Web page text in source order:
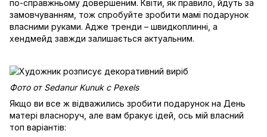
по-справжньому довершеним. Квіти, як правило, йдуть за
замовчуванням, тож спробуйте зробити мамі подарунок
власними руками. Адже тренди – швидкоплинні, а
хендмейд завжди залишається актуальним.
Фото от Sedanur Kunuk с Pexels
Якщо ви все ж відважились зробити подарунок на День
матері власноруч, але вам бракує ідей, ось мій власний
топ варіантів: